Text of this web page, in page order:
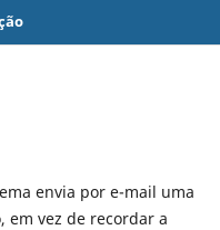
envia por e-mail uma
em vez de recordar a